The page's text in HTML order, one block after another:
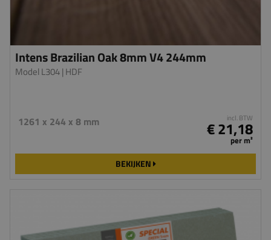
Intens Brazilian Oak 8mm V4 244mm
Model L304| HDF
1261 x 244 x 8 mm incl. BTW
€ 21,18
per m²
BEKIJKEN